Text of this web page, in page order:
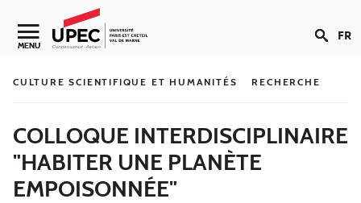
Aller au contenu
Navigation secondaire
MENU FR
CULTURE SCIENTIFIQUE ET HUMANITÉS RECHERCHE
COLLOQUE INTERDISCIPLINAIRE
"HABITER UNE PLANÈTE
EMPOISONNÉE"